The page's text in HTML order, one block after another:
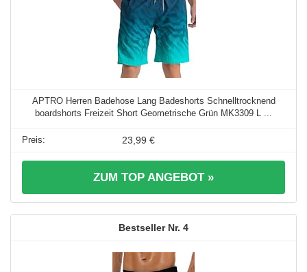
APTRO Herren Badehose Lang Badeshorts Schnelltrocknend
boardshorts Freizeit Short Geometrische Grün MK3309 L ...
23,99 €
ZUM TOP ANGEBOT »
4